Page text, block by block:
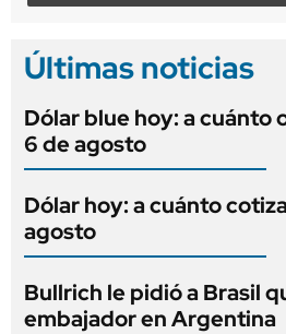
Últimas noticias
Dólar blue hoy: a cuánto
6 de agosto
Dólar hoy: a cuánto
agosto
Bullrich le pidió a Brasil
embajador en Argentina